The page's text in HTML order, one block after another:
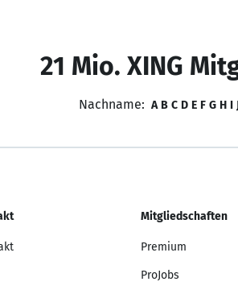
21 Mio. XING
Nachname: A B C D E F G H I
Mitgliedschaften
Premium
ProJobs